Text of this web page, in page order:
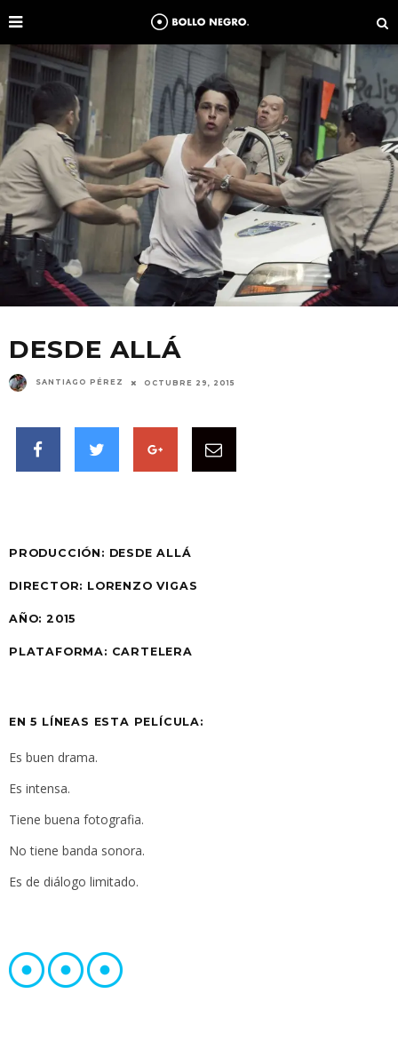
DESDE ALLÁ
SANTIAGO PÉREZ OCTUBRE 29, 2015
PRODUCCIÓN: DESDE ALLÁ
DIRECTOR: LORENZO VIGAS
AÑO: 2015
PLATAFORMA: CARTELERA
EN 5 LÍNEAS ESTA PELÍCULA:
Es buen drama.
Es intensa.
Tiene buena fotografia.
No tiene banda sonora.
Es de diálogo limitado.